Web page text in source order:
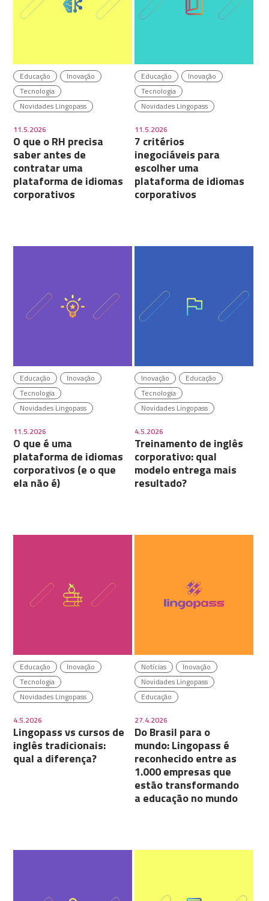
Educação
Inovação
Tecnologia
Novidades Lingopass
11.5.2026
O que o RH precisa
saber antes de
contratar uma
plataforma de idiomas
corporativos
Educação
Inovação
Tecnologia
Novidades Lingopass
11.5.2026
7 critérios
inegociáveis para
escolher uma
plataforma de idiomas
corporativos
Educação
Inovação
Tecnologia
Novidades Lingopass
11.5.2026
O que é uma
plataforma de idiomas
corporativos (e o que
ela não é)
Inovação
Educação
Tecnologia
Novidades Lingopass
4.5.2026
Treinamento de inglês
corporativo: qual
modelo entrega mais
resultado?
Educação
Inovação
Tecnologia
Novidades Lingopass
4.5.2026
Lingopass vs cursos de
inglês tradicionais:
qual a diferença?
Notícias
Inovação
Novidades Lingopass
Educação
27.4.2026
Do Brasil para o
mundo: Lingopass é
reconhecido entre as
1.000 empresas que
estão transformando
a educação no mundo